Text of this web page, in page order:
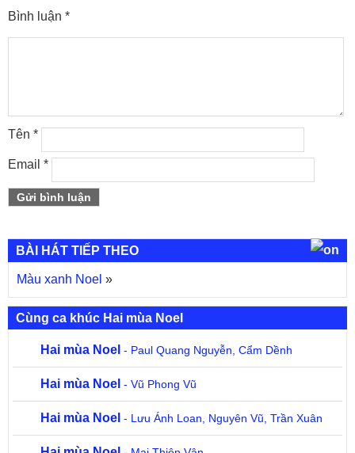
Bình luận *
Tên *
Email *
BÀI HÁT TIẾP THEO
Màu xanh Noel »
Cùng ca khúc Hai mùa Noel
Hai mùa Noel - Paul Quang Nguyễn, Cẩm Dềnh
Hai mùa Noel - Vũ Phong Vũ
Hai mùa Noel - Lưu Ánh Loan, Nguyên Vũ, Trần Xuân